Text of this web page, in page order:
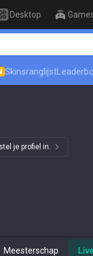
Desktop
Skinsranglijst
je profiel in.
Meesterschap